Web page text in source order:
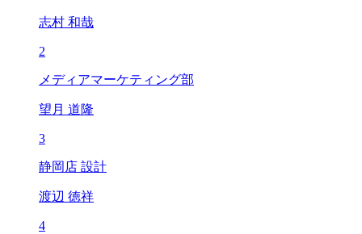
志村 和哉
2
メディアマーケティング部
望月 道隆
3
静岡店 設計
渡辺 徳祥
4